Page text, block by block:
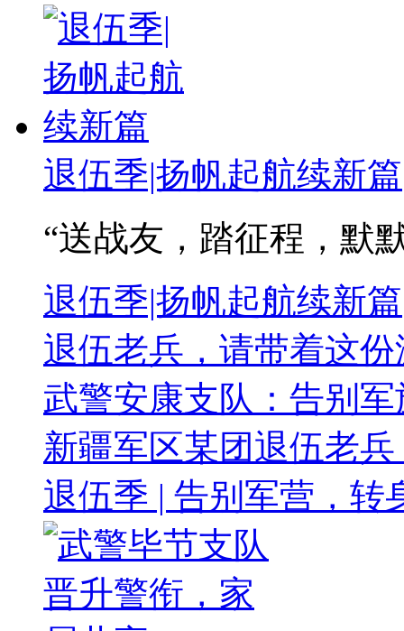
退伍季|扬帆起航续新篇
“送战友，踏征程，
退伍季|扬帆起航续新篇
退伍老兵，请带着这
武警安康支队：告别
新疆军区某团退伍老
退伍季 | 告别军营，转